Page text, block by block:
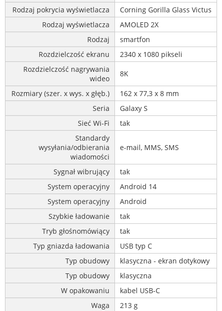
Rodzaj pokrycia wyświetlacza
Corning Gorilla Glass Victus
Rodzaj wyświetlacza
AMOLED 2X
Rodzaj
smartfon
Rozdzielczość ekranu
2340 x 1080 pikseli
Rozdzielczość nagrywania
wideo
8K
Rozmiary (szer. x wys. x głęb.)
162 x 77,3 x 8 mm
Seria
Galaxy S
Sieć Wi-Fi
tak
Standardy
wysyłania/odbierania
wiadomości
e-mail, MMS, SMS
Sygnał wibrujący
tak
System operacyjny
Android 14
System operacyjny
Android
Szybkie ładowanie
tak
Tryb głośnomówiący
tak
Typ gniazda ładowania
USB typ C
Typ obudowy
klasyczna - ekran dotykowy
Typ obudowy
klasyczna
W opakowaniu
kabel USB-C
Waga
213 g